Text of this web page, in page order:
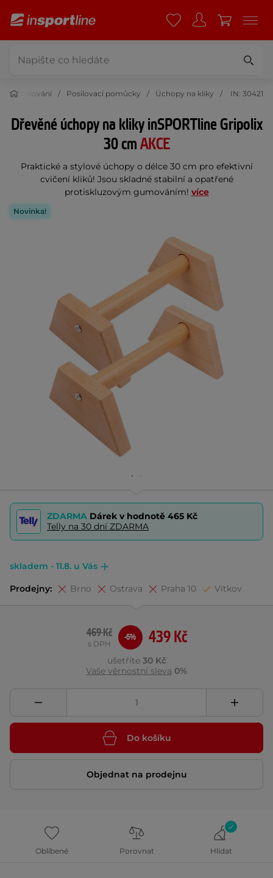
Posilování Posilovací pomůcky Úchopy na kliky IN: 30421
Dřevěné úchopy na kliky inSPORTline Gripolix
30 cmAKCE
Praktické a stylové úchopy o délce 30 cm pro efektivní
cvičení kliků! Jsou skladné stabilní a opatřené
protiskluzovým gumováním! více
Novinka!
ZDARMA Dárek v hodnotě 465 Kč
Telly na 30 dní ZDARMA
skladem - 11.8. u Vás
Prodejny: Brno Ostrava Praha 10 Vítkov
439 Kč
469 Kč
s DPH
-6%
ušetříte 30 Kč
Vaše věrnostní sleva 0%
Do košíku
Objednat na prodejnu
Oblíbené Porovnat Hlídat